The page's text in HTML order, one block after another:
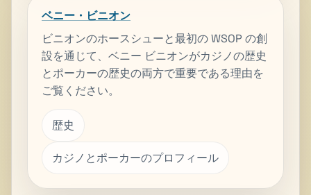
ベニー・ビニオン
ビニオンのホースシューと最初の WSOP の創
設を通じて、ベニー ビニオンがカジノの歴史
とポーカーの歴史の両方で重要である理由を
ご覧ください。
歴史
カジノとポーカーのプロフィール